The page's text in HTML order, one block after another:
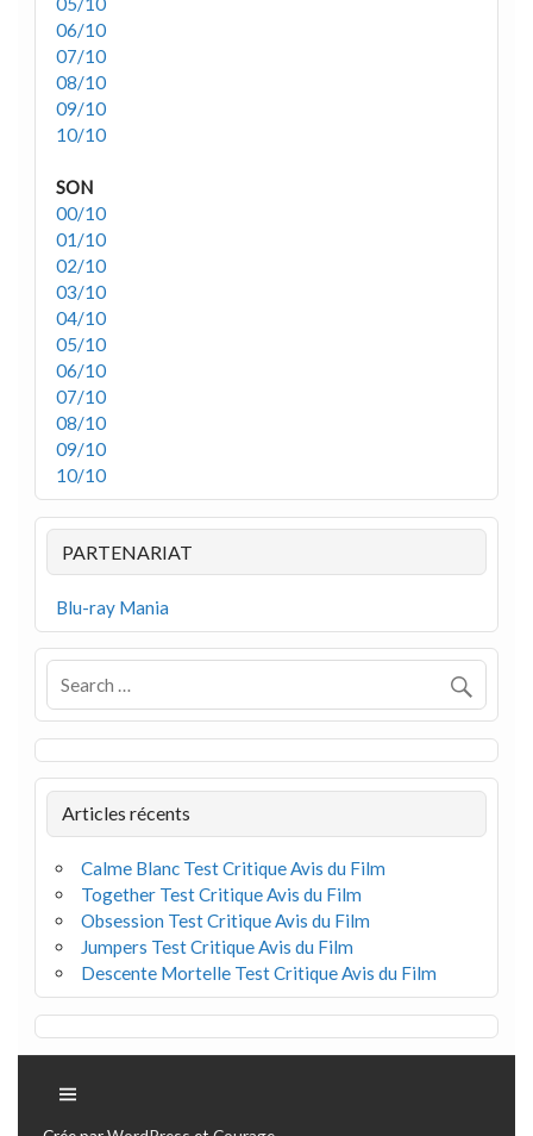
06/10
07/10
08/10
09/10
10/10
SON
00/10
01/10
02/10
03/10
04/10
05/10
06/10
07/10
08/10
09/10
10/10
PARTENARIAT
Blu-ray Mania
Articles récents
Calme Blanc Test Critique Avis du Film
Together Test Critique Avis du Film
Obsession Test Critique Avis du Film
Jumpers Test Critique Avis du Film
Descente Mortelle Test Critique Avis du Film